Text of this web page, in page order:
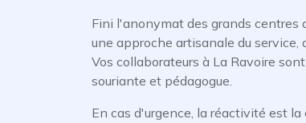
Fini l'anonymat des grands centres
une approche artisanale du
Vos collaborateurs à La Ravoire
souriante et pédagogue.
En cas d'urgence, la réactivité est